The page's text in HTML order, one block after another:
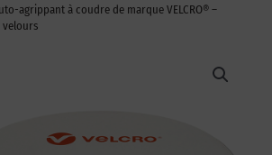
agrippant à coudre de marque VELCRO® –
velours